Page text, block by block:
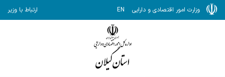
وزارت امور اقتصادی و دارایی EN ارتباط با وزیر